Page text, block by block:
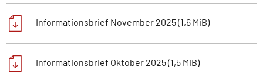
Informationsbrief November 2025(1,6 MiB)
Informationsbrief Oktober 2025(1,5 MiB)